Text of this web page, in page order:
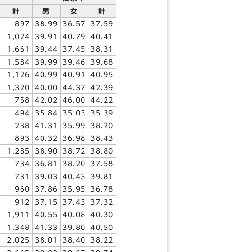
計 男 女
計
897 38.99 36.57
37.59
1,024 39.91 40.79
40.41
1,661 39.44 37.45
38.31
1,584 39.99 39.46
39.68
1,126 40.99 40.91
40.95
1,320 40.00 44.37
42.39
758 42.02 46.00
44.22
494 35.84 35.03
35.39
238 41.31 35.99
38.20
893 40.32 36.98
38.43
1,285 38.90 38.72
38.80
734 36.81 38.20
37.58
731 39.03 40.43
39.81
960 37.86 35.95
36.78
912 37.15 37.43
37.32
1,911 40.55 40.08
40.30
1,348 41.33 39.80
40.50
2,025 38.01 38.40
38.22